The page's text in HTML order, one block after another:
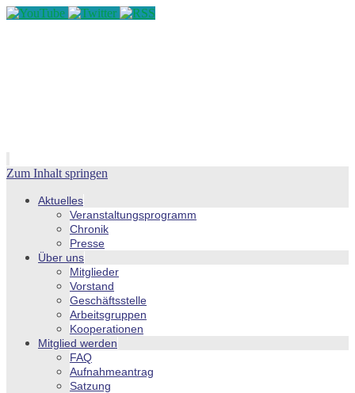
Zum Inhalt springen
Aktuelles
Veranstaltungsprogramm
Chronik
Presse
Über uns
Mitglieder
Vorstand
Geschäftsstelle
Arbeitsgruppen
Kooperationen
Mitglied werden
FAQ
Aufnahmeantrag
Satzung